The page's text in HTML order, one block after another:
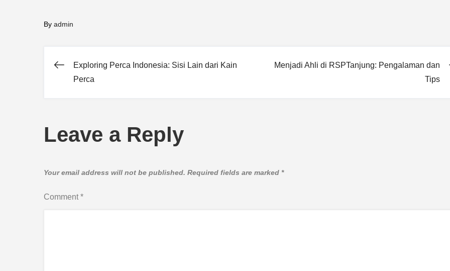
By admin
Post
Exploring Perca Indonesia: Sisi Lain dari Kain
Perca
Menjadi Ahli di RSPTanjung: Pengalaman dan
Tips
Leave a Reply
Your email address will not be published. Required fields are marked *
Comment *